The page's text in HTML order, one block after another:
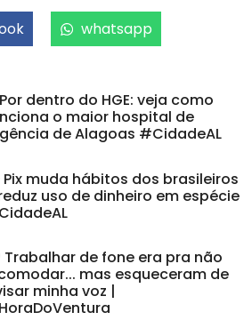
whatsapp
dentro do HGE: veja como
o maior hospital de
de Alagoas #CidadeAL
Pix muda hábitos dos brasileiros
uso de dinheiro em espécie
Trabalhar de fone era pra não
mas esqueceram de
minha voz |